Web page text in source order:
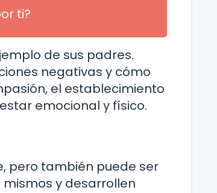
ti?
de sus padres.
negativas y cómo
el establecimiento
emocional y físico.
pero también puede ser
y desarrollen